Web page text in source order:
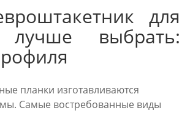
для
лучше выбрать:
планки изготавливаются
Самые востребованные виды